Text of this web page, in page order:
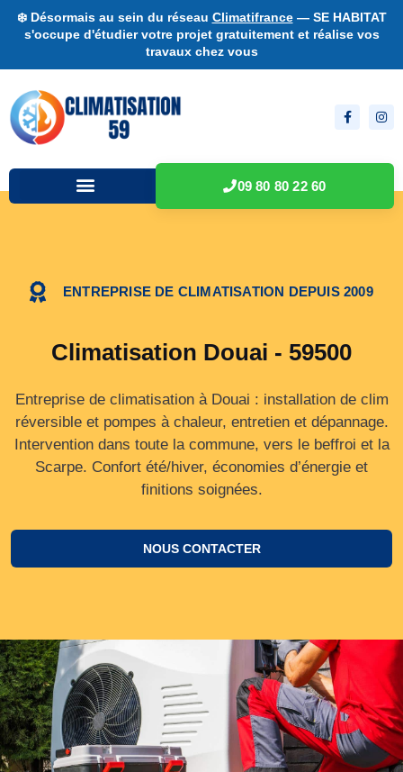
❄️ Désormais au sein du réseau Climatifrance— SE HABITAT
s'occupe d'étudier votre projet gratuitement et réalise vos
travaux chez vous
09 80 80 22 60
ENTREPRISE DE CLIMATISATION DEPUIS 2009
Climatisation Douai - 59500
Entreprise de climatisation à Douai : installation de clim
réversible et pompes à chaleur, entretien et dépannage.
Intervention dans toute la commune, vers le beffroi et la
Scarpe. Confort été/hiver, économies d’énergie et
finitions soignées.
NOUS CONTACTER